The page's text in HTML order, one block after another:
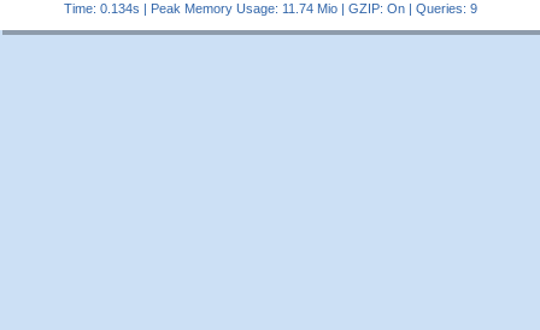
Time: 0.134s | Peak Memory Usage: 11.74 Mio | GZIP: On | Queries: 9